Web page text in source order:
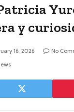
y
16, 2026
No